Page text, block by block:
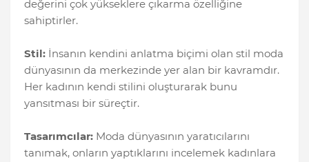
değerini çok yükseklere çıkarma özelliğine
sahiptirler.
Stil: İnsanın kendini anlatma biçimi olan stil moda
dünyasının da merkezinde yer alan bir kavramdır.
Her kadının kendi stilini oluşturarak bunu
yansıtması bir süreçtir.
Tasarımcılar: Moda dünyasının yaratıcılarını
tanımak, onların yaptıklarını incelemek kadınlara